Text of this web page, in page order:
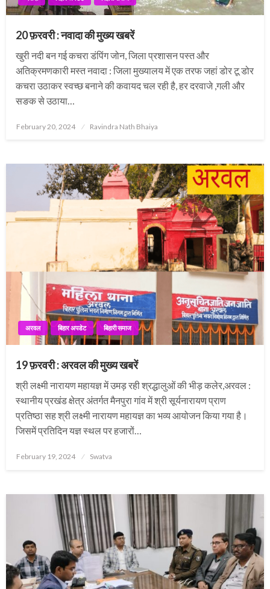
20 फ़रवरी : नवादा की मुख्य खबरें
खुरी नदी बन गई कचरा डंपिंग जोन, जिला प्रशासन पस्त और
अतिक्रमणकारी मस्त नवादा : जिला मुख्यालय में एक तरफ जहां डोर टू डोर
कचरा उठाकर स्वच्छ बनाने की कवायद चल रही है, हर दरवाजे ,गली और
सङक से उठाया…
Posted
February 20, 2024 Ravindra Nath Bhaiya
अरवल बिहार अपडेट बिहारी समाज
19 फ़रवरी : अरवल की मुख्य खबरें
श्री लक्ष्मी नारायण महायज्ञ में उमड़ रही श्रद्धालुओं की भीड़ कलेर,अरवल :
स्थानीय प्रखंड क्षेत्र अंतर्गत मैनपुरा गांव में श्री सूर्यनारायण प्राण
प्रतिष्ठा सह श्री लक्ष्मी नारायण महायज्ञ का भव्य आयोजन किया गया है।
जिसमें प्रतिदिन यज्ञ स्थल पर हजारों…
Posted
February 19, 2024 Swatva